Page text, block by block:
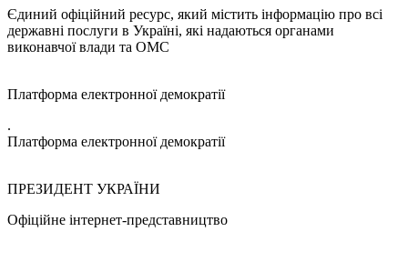
Єдиний офіційний ресурс, який містить інформацію про всі
державні послуги в Україні, які надаються органами
виконавчої влади та ОМС
Платформа електронної демократії
.
Платформа електронної демократії
ПРЕЗИДЕНТ УКРАЇНИ
Офіційне інтернет-представництво